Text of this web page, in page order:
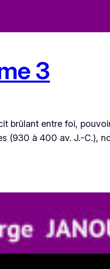
3
brûlant entre foi,
(930 à 400 av. J.-C.),